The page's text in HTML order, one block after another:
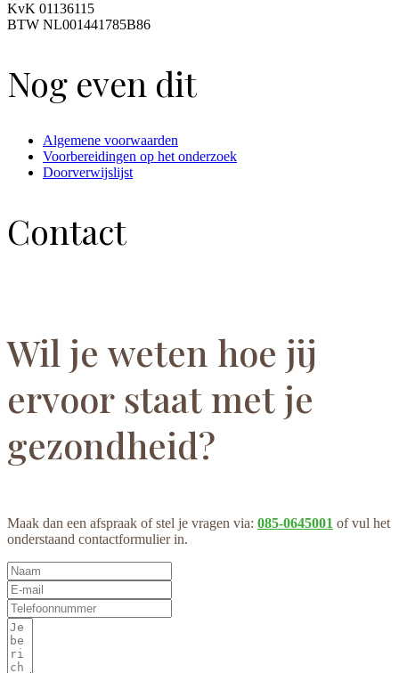
KvK 01136115
BTW NL001441785B86
Nog even dit
Algemene voorwaarden
Voorbereidingen op het onderzoek
Doorverwijslijst
Contact
Wil je weten hoe jij
ervoor staat met je
gezondheid?
Maak dan een afspraak of stel je vragen via: 085-0645001 of vul het
onderstaand contactformulier in.